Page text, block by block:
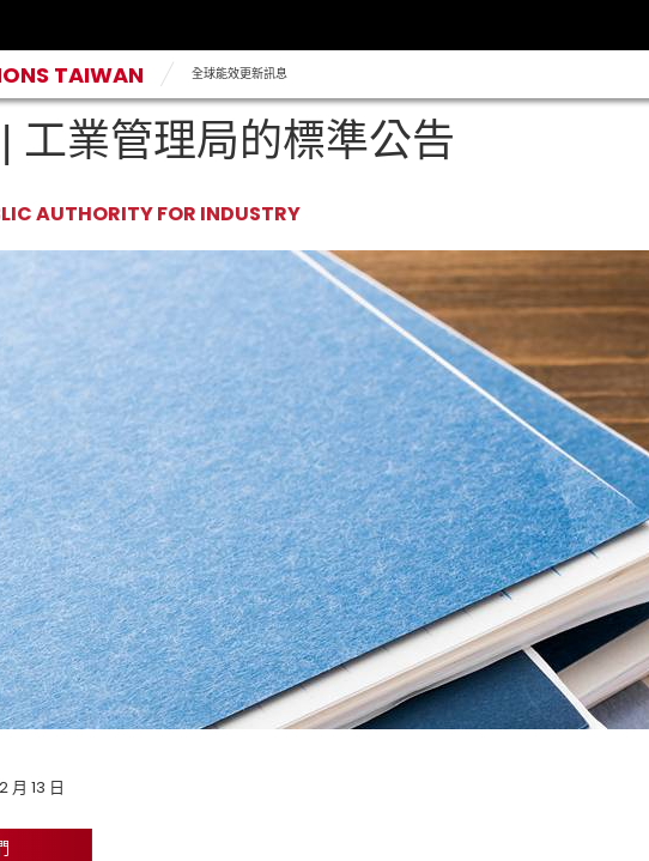
TAIWAN 全球能效更新訊息
工業管理局的標準公告
AUTHORITY FOR INDUSTRY
月 13 日